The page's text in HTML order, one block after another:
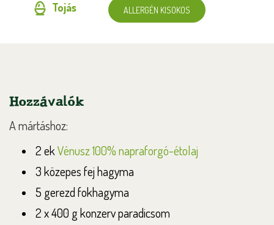
Tojás ALLERGÉN KISOKOS
Hozzávalók
A mártáshoz:
2 ekVénusz 100% napraforgó-étolaj
3 közepes fej hagyma
5 gerezd fokhagyma
2 x 400 g konzerv paradicsom